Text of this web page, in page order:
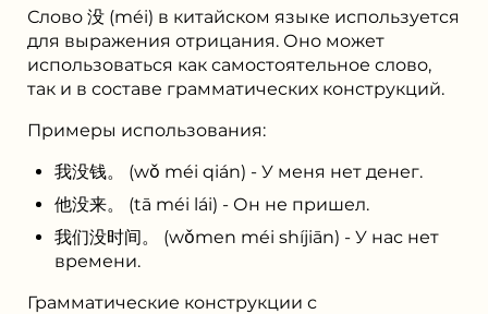
Слово 没 (méi) в китайском языке используется
для выражения отрицания. Оно может
использоваться как самостоятельное слово,
так и в составе грамматических конструкций.
Примеры использования:
我没钱。 (wǒ méi qián) - У меня нет денег.
他没来。 (tā méi lái) - Он не пришел.
我们没时间。 (wǒmen méi shíjiān) - У нас нет
времени.
Грамматические конструкции с